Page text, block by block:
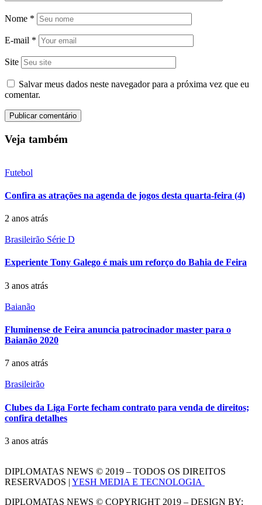
Nome *
E-mail *
Site
Salvar meus dados neste navegador para a próxima vez que eu
comentar.
Veja também
Futebol
Confira as atrações na agenda de jogos desta quarta-feira (4)
2 anos atrás
Brasileirão Série D
Experiente Tony Galego é mais um reforço do Bahia de Feira
3 anos atrás
Baianão
Fluminense de Feira anuncia patrocinador master para o
Baianão 2020
7 anos atrás
Brasileirão
Clubes da Liga Forte fecham contrato para venda de direitos;
confira detalhes
3 anos atrás
DIPLOMATAS NEWS © 2019 – TODOS OS DIREITOS
RESERVADOS | YESH MEDIA E TECNOLOGIA
DIPLOMATAS NEWS © COPYRIGHT 2019 – DESIGN BY: